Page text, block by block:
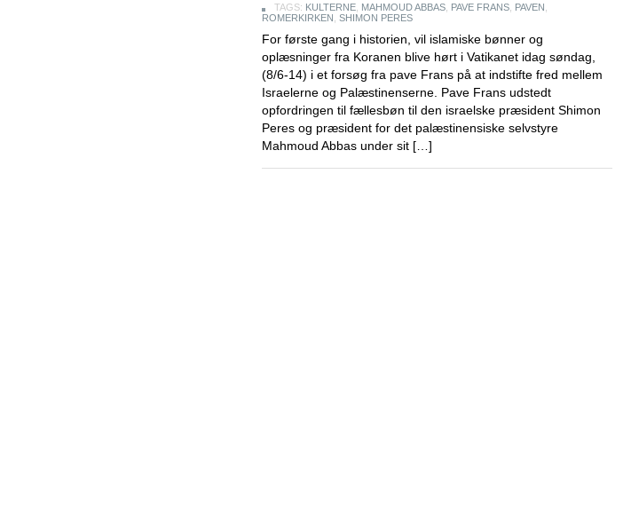
TAGS: KULTERNE, MAHMOUD ABBAS, PAVE FRANS, PAVEN
ROMERKIRKEN SHIMON PERES
For første gang i historien, vil islamiske bønner og
oplæsninger fra Koranen blive hørt i Vatikanet idag søndag,
(8/6-14) i et forsøg fra pave Frans på at indstifte fred mellem
Israelerne og Palæstinenserne. Pave Frans udstedt
opfordringen til fællesbøn til den israelske præsident Shimon
Peres og præsident for det palæstinensiske selvstyre
Mahmoud Abbas under sit […]